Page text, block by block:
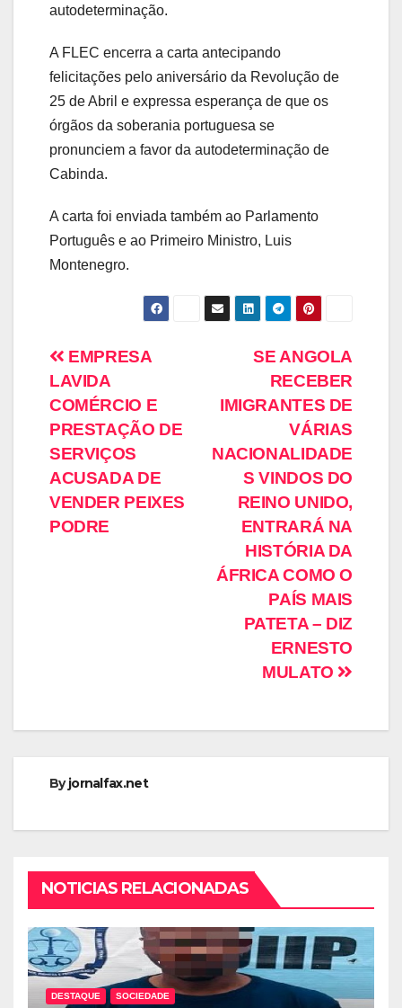
autodeterminação.
A FLEC encerra a carta antecipando
felicitações pelo aniversário da Revolução de
25 de Abril e expressa esperança de que os
órgãos da soberania portuguesa se
pronunciem a favor da autodeterminação de
Cabinda.
A carta foi enviada também ao Parlamento
Português e ao Primeiro Ministro, Luis
Montenegro.
SE ANGOLA
RECEBER
IMIGRANTES DE
VÁRIAS
NACIONALIDADE
S VINDOS DO
REINO UNIDO,
ENTRARÁ NA
HISTÓRIA DA
ÁFRICA COMO O
PAÍS MAIS
PATETA – DIZ
ERNESTO
MULATO
EMPRESA
LAVIDA
COMÉRCIO E
PRESTAÇÃO DE
SERVIÇOS
ACUSADA DE
VENDER PEIXES
PODRE
Byjornalfax.net
NOTICIAS RELACIONADAS
DESTAQUE SOCIEDADE